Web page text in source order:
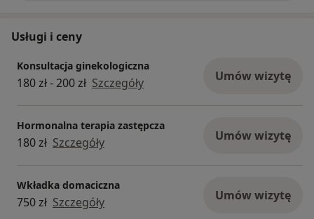
Usługi i ceny
Konsultacja ginekologiczna
180 zł - 200 zł Szczegóły Umów wizytę
Hormonalna terapia zastępcza
180 zł Szczegóły Umów wizytę
Wkładka domaciczna
750 zł Szczegóły Umów wizytę